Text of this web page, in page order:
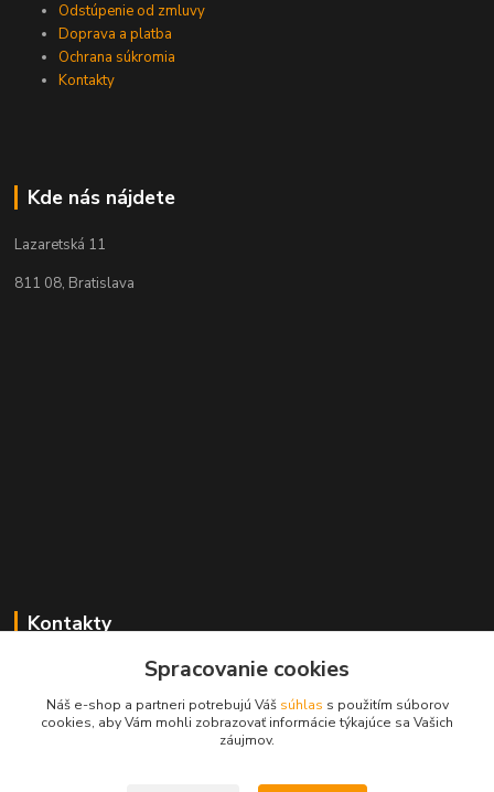
Odstúpenie od zmluvy
Doprava a platba
Ochrana súkromia
Kontakty
Kde nás nájdete
Lazaretská 11
811 08, Bratislava
Kontakty
+421 2 529 67 411
(Po - Pia: 10:00 - 17:30)
Spracovanie cookies
Náš e-shop a partneri potrebujú Váš súhlas s použitím súborov
cookies, aby Vám mohli zobrazovať informácie týkajúce sa Vašich
záujmov.